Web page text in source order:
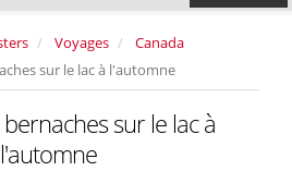
Voyages
Canada
sur le lac à l'automne
sur le lac à
l'automne